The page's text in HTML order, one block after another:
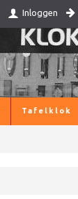
Inloggen
Tafelklok